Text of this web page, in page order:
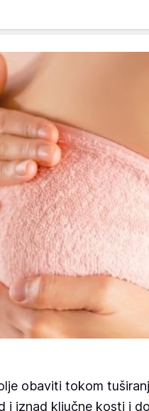
obaviti tokom
i iznad ključne kosti i